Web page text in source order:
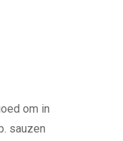
om in
sauzen